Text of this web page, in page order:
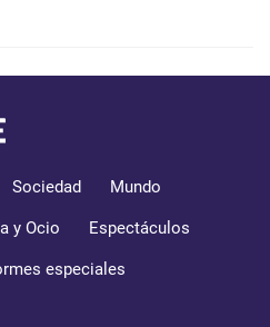
Sociedad Mundo
y Ocio Espectáculos
especiales